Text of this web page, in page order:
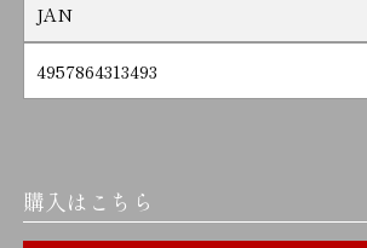
JAN
4957864313493
購入はこちら